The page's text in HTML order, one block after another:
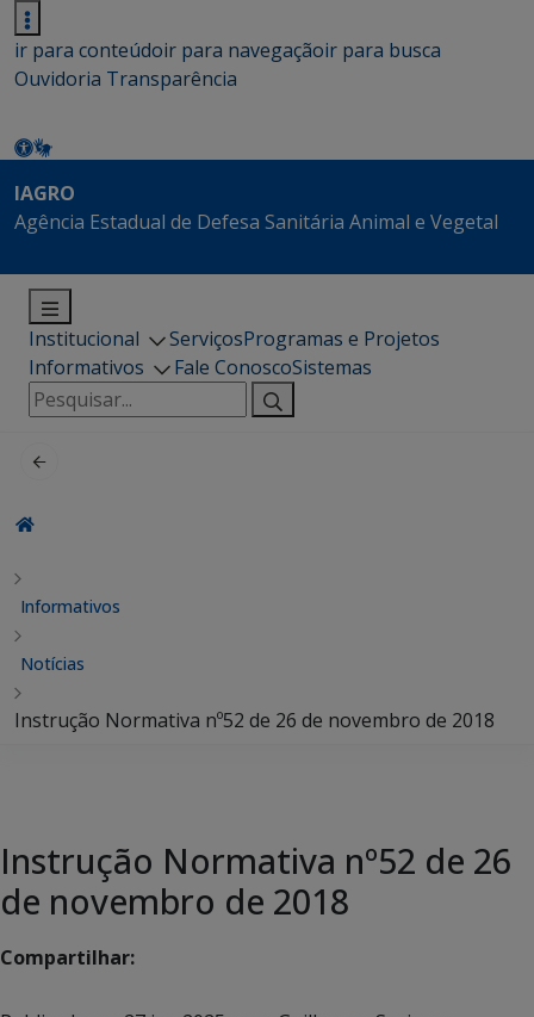
ir para conteúdoir para navegaçãoir para busca
Ouvidoria Transparência
IAGRO
Agência Estadual de Defesa Sanitária Animal e Vegetal
Institucional ServiçosProgramas e Projetos
Informativos
Fale ConoscoSistemas
Pesquisar
por:
Informativos
Notícias
Instrução Normativa nº52 de 26 de novembro de 2018
Instrução Normativa nº52 de 26
de novembro de 2018
Compartilhar: